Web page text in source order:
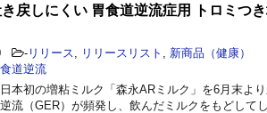
き戻しにくい 胃食道逆流症用 トロミつ
- リリース リリースリスト
新商品（健康）
道逆流
本初の増粘ミルク「森永ARミルク」を6月末よ
流（GER）が頻発し、飲んだミルクをもどして